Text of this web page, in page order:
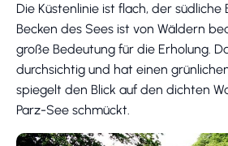
Die Küstenlinie ist flach, der südliche
Becken des Sees ist von Wäldern
große Bedeutung für die Erholung.
durchsichtig und hat einen
spiegelt den Blick auf den dichten
Parz-See schmückt.